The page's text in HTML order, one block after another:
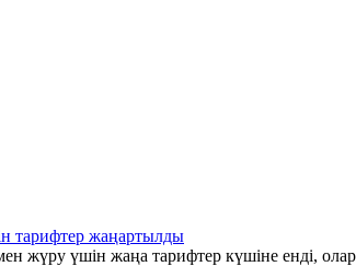
тарифтер жаңартылды
жүру үшін жаңа тарифтер күшіне енді,